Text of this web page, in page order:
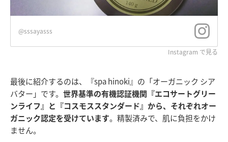
@sssayasss
Instagram で見る
最後に紹介するのは、『spa hinoki』の「オーガニック シア
バター」です。 世界基準の有機認証機関『エコサートグリー
ンライフ』と『コスモススタンダード』から、それぞれオー
ガニック認定を受けています。精製済みで、肌に負担をかけ
ません。